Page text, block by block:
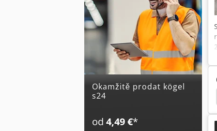
Okamžitě prodat kögel
s24
od 4,49 €*